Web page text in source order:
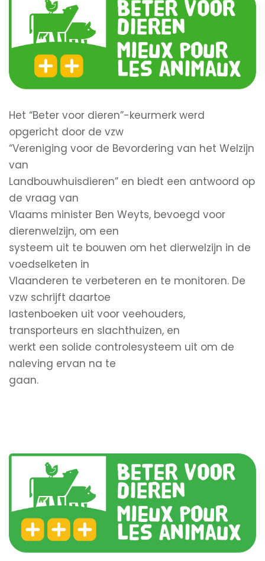
Het “Beter voor dieren”-keurmerk werd
opgericht door de vzw
“Vereniging voor de Bevordering van het Welzijn
van
Landbouwhuisdieren” en biedt een antwoord op
de vraag van
Vlaams minister Ben Weyts, bevoegd voor
dierenwelzijn, om een
systeem uit te bouwen om het dierwelzijn in de
voedselketen in
Vlaanderen te verbeteren en te monitoren. De
vzw schrijft daartoe
lastenboeken uit voor veehouders,
transporteurs en slachthuizen, en
werkt een solide controlesysteem uit om de
naleving ervan na te
gaan.